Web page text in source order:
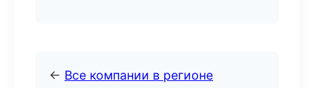
← Все компании в регионе